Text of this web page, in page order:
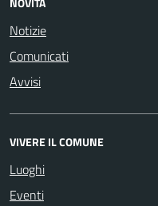
Notizie
Comunicati
Avvisi
VIVERE IL COMUNE
Luoghi
Eventi